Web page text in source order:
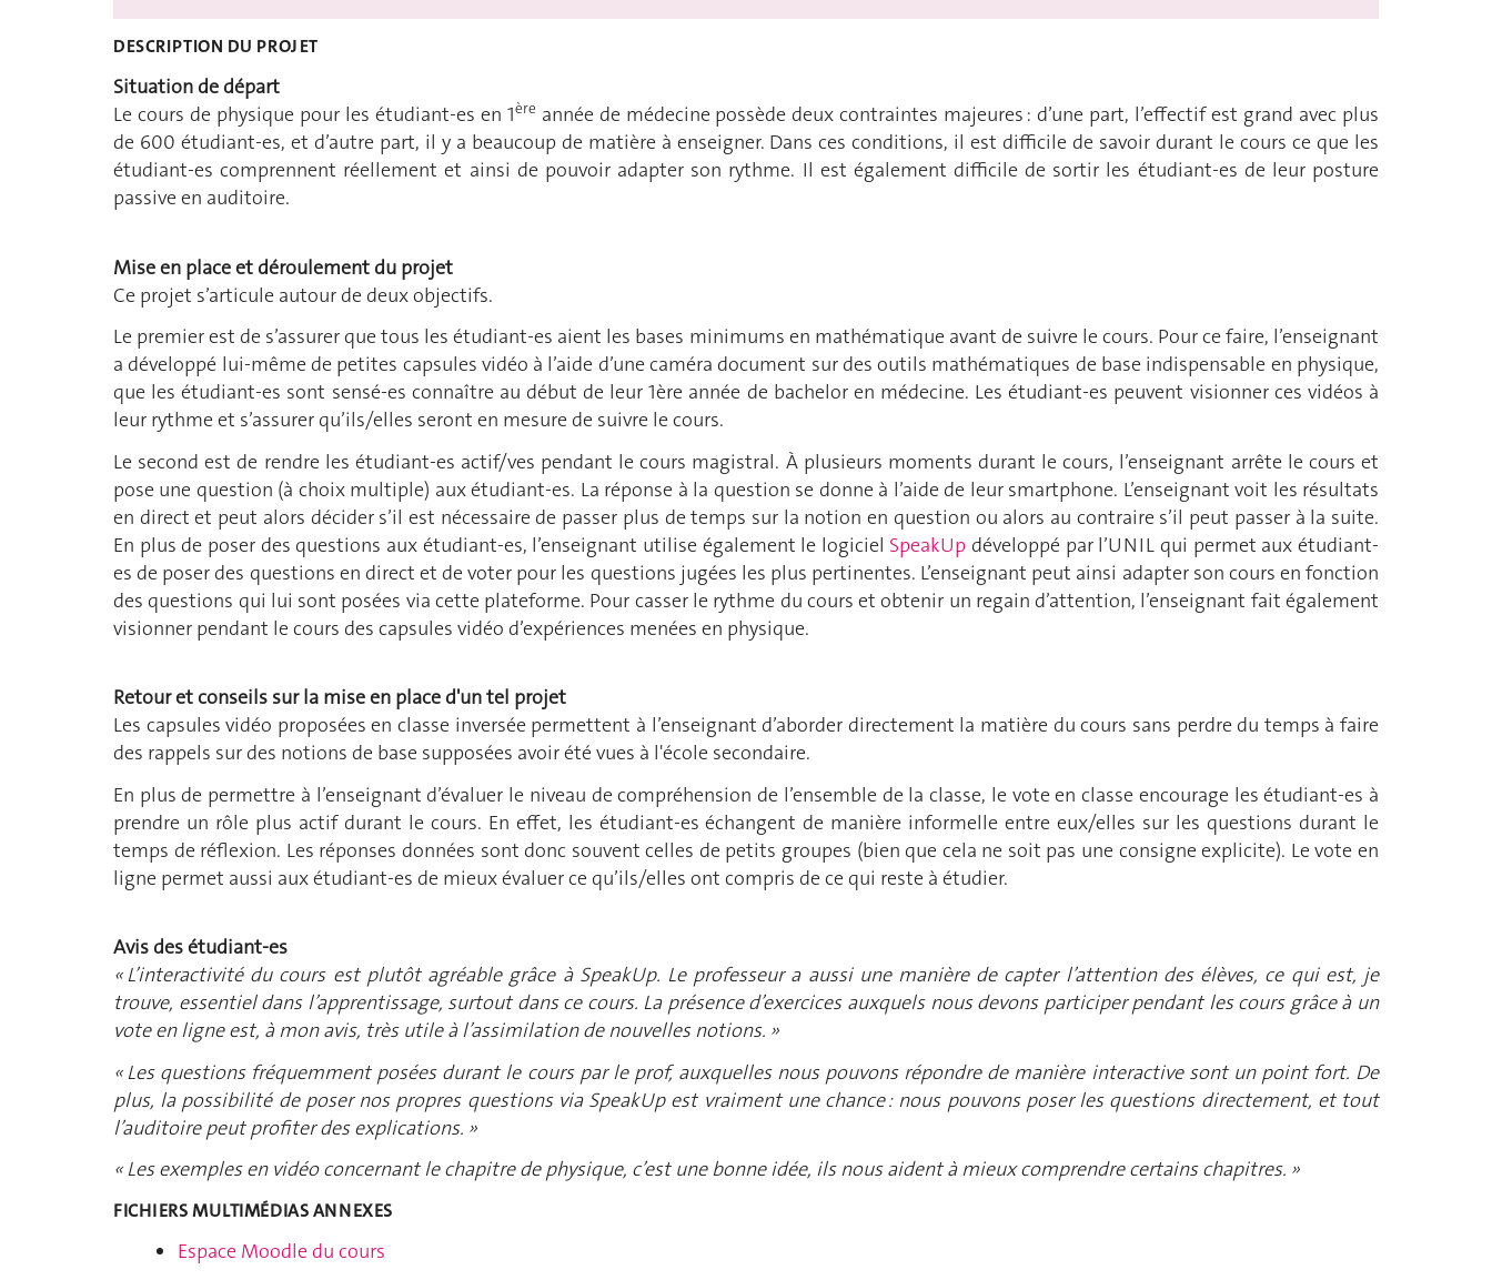
DESCRIPTION DU PROJET
Situation de départ
Le cours de physique pour les étudiant-es en 1ère année de médecine possède deux contraintes majeures : d’une part, l’effectif est grand avec plus
de 600 étudiant-es, et d’autre part, il y a beaucoup de matière à enseigner. Dans ces conditions, il est difficile de savoir durant le cours ce que les
étudiant-es comprennent réellement et ainsi de pouvoir adapter son rythme. Il est également difficile de sortir les étudiant-es de leur posture
passive en auditoire.
Mise en place et déroulement du projet
Ce projet s’articule autour de deux objectifs.
Le premier est de s’assurer que tous les étudiant-es aient les bases minimums en mathématique avant de suivre le cours. Pour ce faire, l’enseignant
a développé lui-même de petites capsules vidéo à l’aide d’une caméra document sur des outils mathématiques de base indispensable en physique,
que les étudiant-es sont sensé-es connaître au début de leur 1ère année de bachelor en médecine. Les étudiant-es peuvent visionner ces vidéos à
leur rythme et s’assurer qu’ils/elles seront en mesure de suivre le cours.
Le second est de rendre les étudiant-es actif/ves pendant le cours magistral. À plusieurs moments durant le cours, l’enseignant arrête le cours et
pose une question (à choix multiple) aux étudiant-es. La réponse à la question se donne à l’aide de leur smartphone. L’enseignant voit les résultats
en direct et peut alors décider s’il est nécessaire de passer plus de temps sur la notion en question ou alors au contraire s’il peut passer à la suite.
En plus de poser des questions aux étudiant-es, l’enseignant utilise également le logiciel SpeakUp développé par l’UNIL qui permet aux étudiant-
es de poser des questions en direct et de voter pour les questions jugées les plus pertinentes. L’enseignant peut ainsi adapter son cours en fonction
des questions qui lui sont posées via cette plateforme. Pour casser le rythme du cours et obtenir un regain d’attention, l’enseignant fait également
visionner pendant le cours des capsules vidéo d’expériences menées en physique.
Retour et conseils sur la mise en place d'un tel projet
Les capsules vidéo proposées en classe inversée permettent à l’enseignant d’aborder directement la matière du cours sans perdre du temps à faire
des rappels sur des notions de base supposées avoir été vues à l'école secondaire.
En plus de permettre à l’enseignant d’évaluer le niveau de compréhension de l’ensemble de la classe, le vote en classe encourage les étudiant-es à
prendre un rôle plus actif durant le cours. En effet, les étudiant-es échangent de manière informelle entre eux/elles sur les questions durant le
temps de réflexion. Les réponses données sont donc souvent celles de petits groupes (bien que cela ne soit pas une consigne explicite). Le vote en
ligne permet aussi aux étudiant-es de mieux évaluer ce qu’ils/elles ont compris de ce qui reste à étudier.
Avis des étudiant-es
« L’interactivité du cours est plutôt agréable grâce à SpeakUp. Le professeur a aussi une manière de capter l’attention des élèves, ce qui est, je
trouve, essentiel dans l’apprentissage, surtout dans ce cours. La présence d’exercices auxquels nous devons participer pendant les cours grâce à un
vote en ligne est, à mon avis, très utile à l’assimilation de nouvelles notions. »
« Les questions fréquemment posées durant le cours par le prof, auxquelles nous pouvons répondre de manière interactive sont un point fort. De
plus, la possibilité de poser nos propres questions via SpeakUp est vraiment une chance : nous pouvons poser les questions directement, et tout
l’auditoire peut profiter des explications. »
« Les exemples en vidéo concernant le chapitre de physique, c’est une bonne idée, ils nous aident à mieux comprendre certains chapitres. »
FICHIERS MULTIMÉDIAS ANNEXES
Espace Moodle du cours